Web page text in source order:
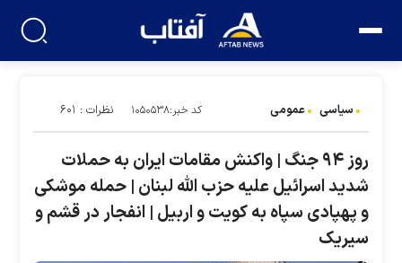
سیاسی عمومی کد خبر:۱۰۵۰۵۳۸ نظرات : ۶۰۱
روز ۹۴ جنگ | واکنش مقامات ایران به حملات
شدید اسرائیل علیه حزب الله لبنان | حمله موشکی
و پهپادی سپاه به کویت و اربیل | انفجار در قشم و
سیریک